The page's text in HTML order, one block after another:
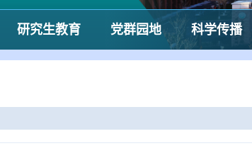
研究生教育 党群园地 科学传播